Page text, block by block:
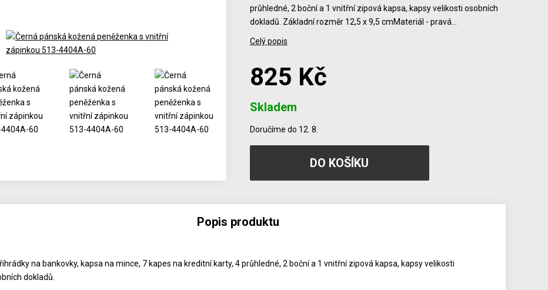
průhledné, 2 boční a 1 vnitřní zipová kapsa, kapsy velikosti osobních
dokladů. Základní rozměr 12,5 x 9,5 cmMateriál - pravá…
Celý popis
825 Kč
Skladem
Doručíme do 12. 8.
Popis produktu
na bankovky, kapsa na mince, 7 kapes na kreditní karty, 4 průhledné, 2 boční a 1 vnitřní zipová kapsa, kapsy velikosti
dokladů.